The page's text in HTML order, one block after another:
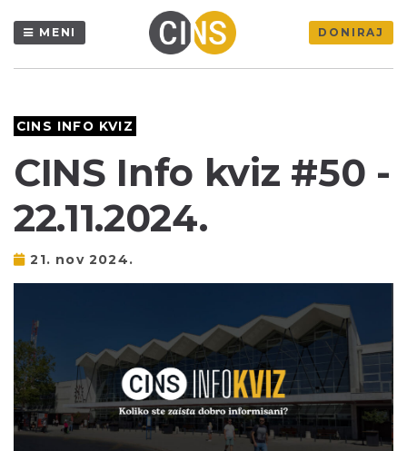
MENI DONIRAJ
CINS INFO KVIZ
CINS Info kviz #50 -
22.11.2024.
21. nov 2024.